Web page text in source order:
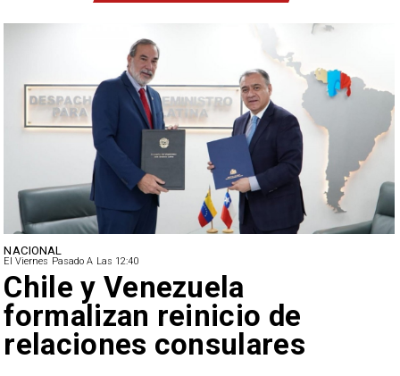
NACIONAL
El Viernes Pasado A Las 12:40
Feriantes rechazan dichos
de Camila Flores sobre
Fabiola Campillai